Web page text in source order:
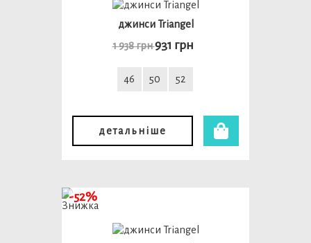
джинси Triangel
1 938 грн931 грн
46 50 52
детальніше
-52%